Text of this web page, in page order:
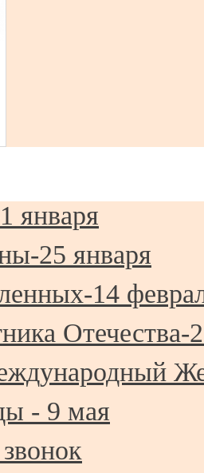
января
25 января
14
Отечества-
- 9 мая